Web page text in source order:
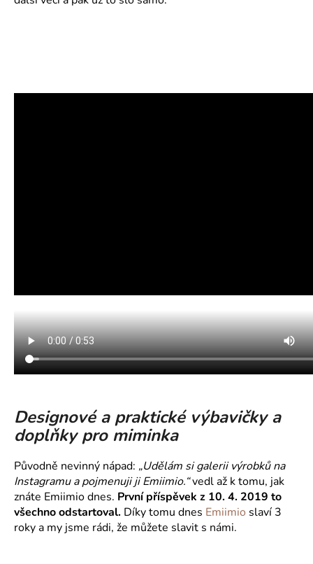
Designové a praktické výbavičky a
doplňky pro miminka
Původně nevinný nápad: „Udělám si galerii výrobků na
Instagramu a pojmenuji ji Emiimio.“vedl až k tomu, jak
znáte Emiimio dnes. První příspěvek z 10. 4. 2019 to
všechno odstartoval. Díky tomu dnes Emiimio slaví 3
roky a my jsme rádi, že můžete slavit s námi.